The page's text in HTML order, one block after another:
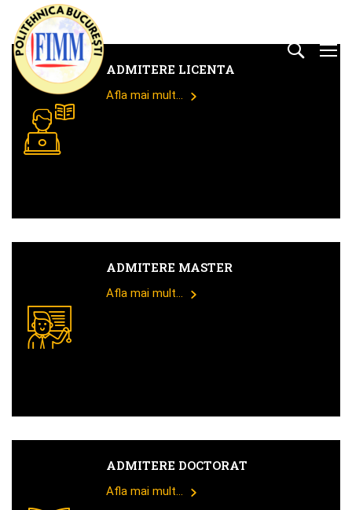
ADMITERE LICENTA
Afla mai mult...
ADMITERE MASTER
Afla mai mult...
ADMITERE DOCTORAT
Afla mai mult...